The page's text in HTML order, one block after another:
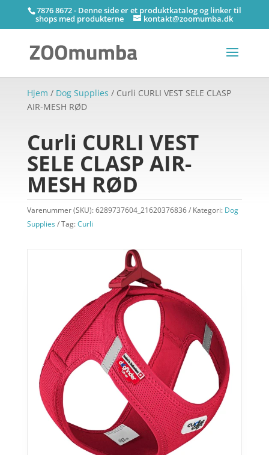
7876 8672 - Denne side er et produktkatalog og linker til
shops med produkterne kontakt@zoomumba.dk
Hjem / Dog Supplies / Curli CURLI VEST SELE CLASP
AIR-MESH RØD
Curli CURLI VEST
SELE CLASP AIR-
MESH RØD
Varenummer (SKU):6289737604_21620376836 Kategori: Dog
Supplies
Tag:Curli